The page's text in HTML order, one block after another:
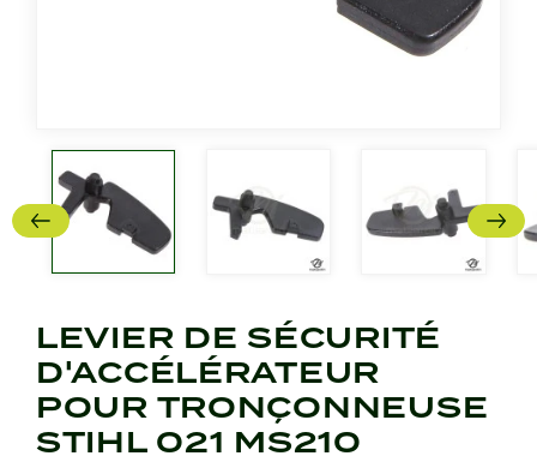
LEVIER DE SÉCURITÉ
D'ACCÉLÉRATEUR
POUR TRONÇONNEUSE
STIHL 021 MS210